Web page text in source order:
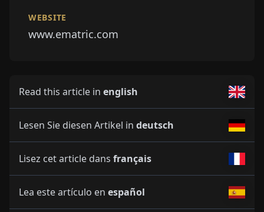
WEBSITE
www.ematric.com
Read this article in english
Lesen Sie diesen Artikel in deutsch
Lisez cet article dans français
Lea este artículo en español